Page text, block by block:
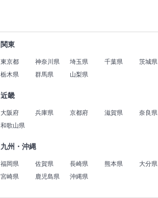
関東
東京都 神奈川県 埼玉県 千葉県
茨城県
栃木県
群馬県 山梨県
近畿
大阪府 兵庫県 京都府 滋賀県
奈良県
和歌山県
九州・沖縄
福岡県 佐賀県 長崎県 熊本県
大分県
宮崎県
鹿児島県 沖縄県